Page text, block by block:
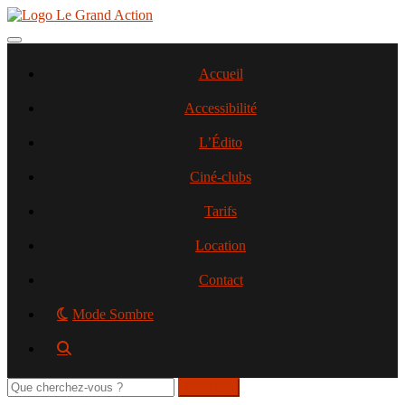
Aller
contenu
Toggle navigation
Accueil
Accessibilité
L’Édito
Ciné-clubs
Tarifs
Location
Contact
Mode Sombre
Rechercher
sur